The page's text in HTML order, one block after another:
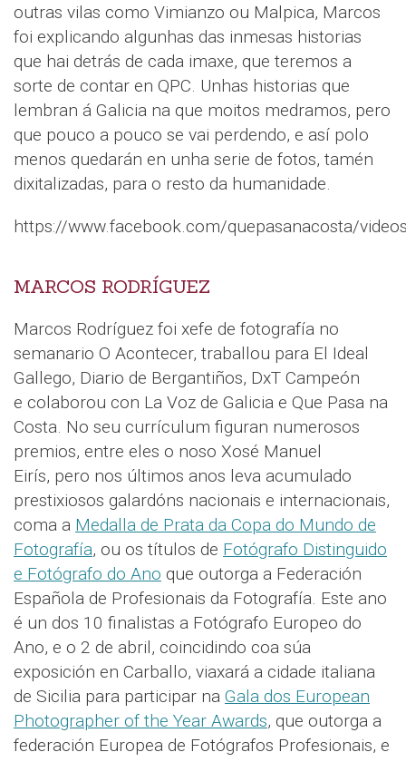
outras vilas como Vimianzo ou Malpica, Marcos
foi explicando algunhas das inmesas historias
que hai detrás de cada imaxe, que teremos a
sorte de contar en QPC. Unhas historias que
lembran á Galicia na que moitos medramos, pero
que pouco a pouco se vai perdendo, e así polo
menos quedarán en unha serie de fotos, tamén
dixitalizadas, para o resto da humanidade.
https://www.facebook.com/quepasanacosta/
MARCOS RODRÍGUEZ
Marcos Rodríguez foi xefe de fotografía no
semanario O Acontecer, traballou para El Ideal
Gallego, Diario de Bergantiños, DxT Campeón
e colaborou con La Voz de Galicia e Que Pasa na
Costa. No seu currículum figuran numerosos
premios, entre eles o noso Xosé Manuel
Eirís, pero nos últimos anos leva acumulado
prestixiosos galardóns nacionais e internacionais,
coma a Medalla de Prata da Copa do Mundo de
Fotografía, ou os títulos de Fotógrafo Distinguido
e Fotógrafo do Ano que outorga a Federación
Española de Profesionais da Fotografía. Este ano
é un dos 10 finalistas a Fotógrafo Europeo do
Ano, e o 2 de abril, coincidindo coa súa
exposición en Carballo, viaxará a cidade italiana
de Sicilia para participar na Gala dos European
Photographer of the Year Awards, que outorga a
federación Europea de Fotógrafos Profesionais, e